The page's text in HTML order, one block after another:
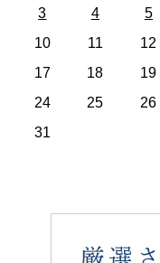
3
4 5
10
11 12
17
18 19
24
25 26
31